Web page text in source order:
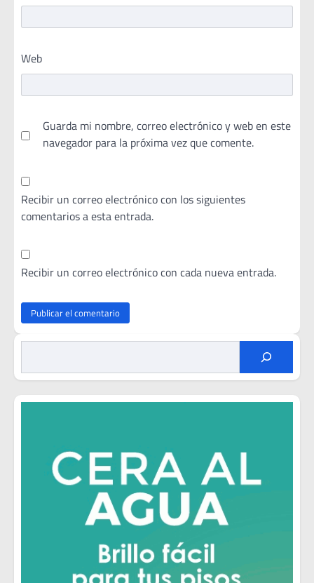
Web
Guarda mi nombre, correo electrónico y web en este
navegador para la próxima vez que comente.
Recibir un correo electrónico con los siguientes
comentarios a esta entrada.
Recibir un correo electrónico con cada nueva entrada.